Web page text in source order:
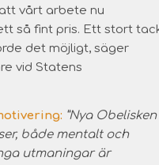
vårt arbete nu
så fint pris. Ett stort
det möjligt, säger
vid Statens
”Nya Obelisken
både mentalt och
utmaningar är